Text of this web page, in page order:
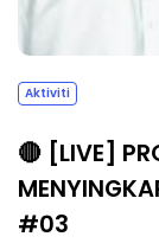
Aktiviti
🔴 [LIVE]
#03